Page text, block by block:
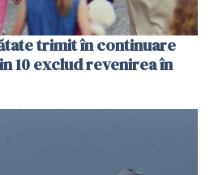
trimit în continuare
10 exclud revenirea în